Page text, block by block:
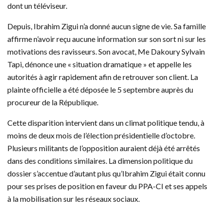
dont un téléviseur.
Depuis, Ibrahim Zigui n’a donné aucun signe de vie. Sa famille
affirme n’avoir reçu aucune information sur son sort ni sur les
motivations des ravisseurs. Son avocat, Me Dakoury Sylvain
Tapi, dénonce une « situation dramatique » et appelle les
autorités à agir rapidement afin de retrouver son client. La
plainte officielle a été déposée le 5 septembre auprès du
procureur de la République.
Cette disparition intervient dans un climat politique tendu, à
moins de deux mois de l’élection présidentielle d’octobre.
Plusieurs militants de l’opposition auraient déjà été arrêtés
dans des conditions similaires. La dimension politique du
dossier s’accentue d’autant plus qu’Ibrahim Zigui était connu
pour ses prises de position en faveur du PPA-CI et ses appels
à la mobilisation sur les réseaux sociaux.